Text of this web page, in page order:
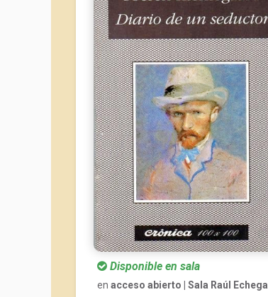
Disponible en sala
en acceso abierto | Sala Raúl